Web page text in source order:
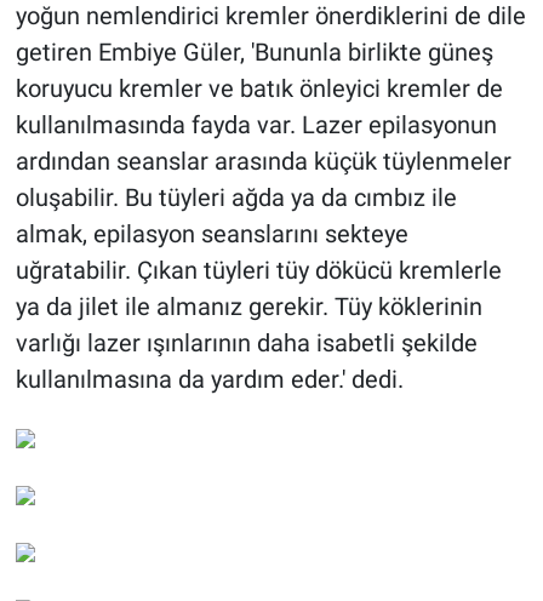
yoğun nemlendirici kremler önerdiklerini de dile
getiren Embiye Güler, 'Bununla birlikte güneş
koruyucu kremler ve batık önleyici kremler de
kullanılmasında fayda var. Lazer epilasyonun
ardından seanslar arasında küçük tüylenmeler
oluşabilir. Bu tüyleri ağda ya da cımbız ile
almak, epilasyon seanslarını sekteye
uğratabilir. Çıkan tüyleri tüy dökücü kremlerle
ya da jilet ile almanız gerekir. Tüy köklerinin
varlığı lazer ışınlarının daha isabetli şekilde
kullanılmasına da yardım eder.' dedi.